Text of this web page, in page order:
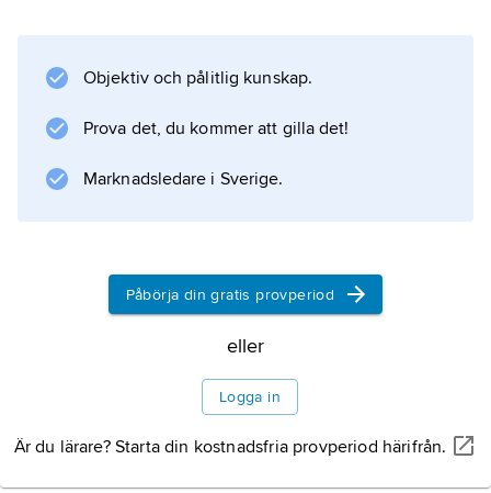
sammanflyter den med Brasilianska
närsaltshalter med gynnsam temperatur, vilket
ger en riklig produktion av plankton och fisk i
Information om artikeln
Objektiv och pålitlig kunskap.
Prova det, du kommer att gilla det!
Marknadsledare i Sverige.
Påbörja din gratis provperiod
eller
Logga in
Är du lärare? Starta din kostnadsfria provperiod härifrån.